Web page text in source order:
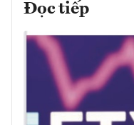
Đọc tiếp